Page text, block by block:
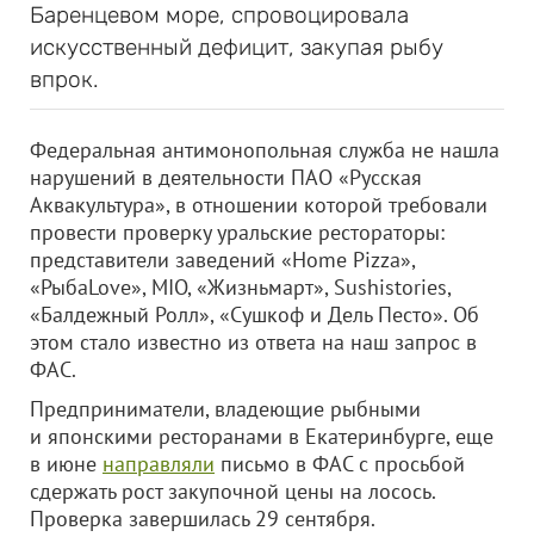
Баренцевом море, спровоцировала
искусственный дефицит, закупая рыбу
впрок.
Федеральная антимонопольная служба не нашла
нарушений в деятельности ПАО «Русская
Аквакультура», в отношении которой требовали
провести проверку уральские рестораторы:
представители заведений «Home Pizza»,
«РыбаLove», MIO, «Жизньмарт», Sushistories,
«Балдежный Ролл», «Сушкоф и Дель Песто». Об
этом стало известно из ответа на наш запрос в
ФАС.
Предприниматели, владеющие рыбными
и японскими ресторанами в Екатеринбурге, еще
в июне направляли письмо в ФАС с просьбой
сдержать рост закупочной цены на лосось.
Проверка завершилась 29 сентября.